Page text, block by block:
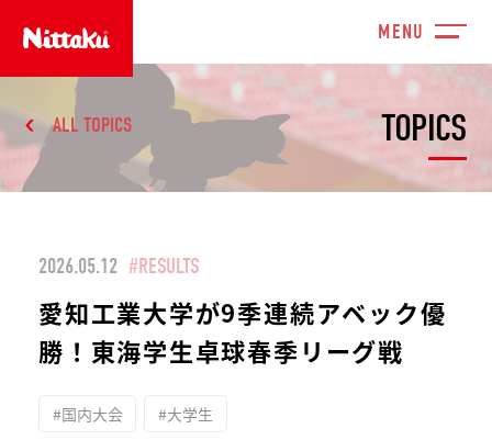
TOPICS
ALL TOPICS
2026.05.12 #RESULTS
愛知工業大学が9季連続アベック優
勝！東海学生卓球春季リーグ戦
#国内大会 #大学生